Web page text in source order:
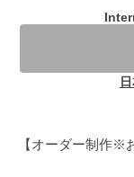
【オーダー制作